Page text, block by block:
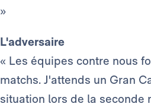
»
L'adversaire
« Les équipes contre nous
matchs. J'attends un Gran
situation lors de la seconde